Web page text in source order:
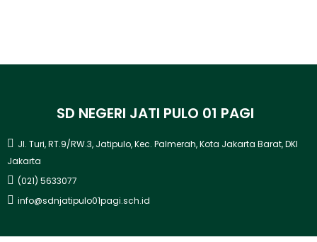
SD NEGERI JATI PULO 01 PAGI
Jl. Turi, RT.9/RW.3, Jatipulo, Kec. Palmerah, Kota Jakarta Barat, DKI
Jakarta
(021) 5633077
info@sdnjatipulo01pagi.sch.id